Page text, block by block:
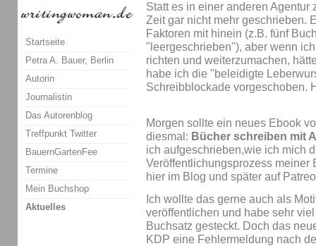
Statt es in einer anderen
Zeit gar nicht mehr geschrieben.
Faktoren mit hinein (z.B. fünf
"leergeschrieben"), aber wenn
richten und weiterzumachen,
habe ich die "beleidigte
Schreibblockade vorgeschoben.
Morgen sollte ein neues Ebook
diesmal: Bücher schreiben mit
ich aufgeschrieben,wie ich mich
Veröffentlichungsprozess meiner
hier im Blog und später auf
Ich wollte das gerne auch als
veröffentlichen und habe sehr
Buchsatz gesteckt. Doch das
KDP eine Fehlermeldung nach
Startseite
Petra A. Bauer, Berlin
Autorin
Journalistin
Das Autorenblog
Treffpunkt Twitter
BauernGartenFee
Termine
Mein Buchshop
Aktuelles